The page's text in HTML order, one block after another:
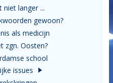
niet langer ...
gewoon?
als medicijn
zgn. Oosten?
school
issues